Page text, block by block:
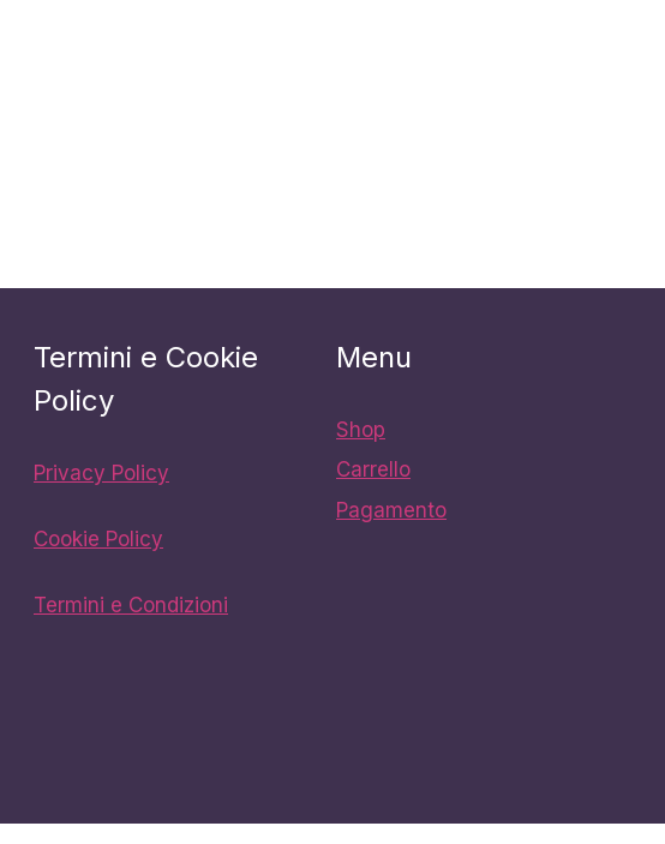
Termini e Cookie
Policy
Privacy Policy
Cookie Policy
Termini e Condizioni
Menu
Shop
Carrello
Pagamento